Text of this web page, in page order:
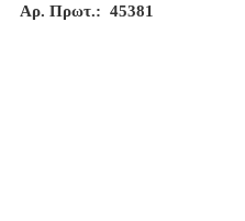
Aρ. Πρωτ.: 45381